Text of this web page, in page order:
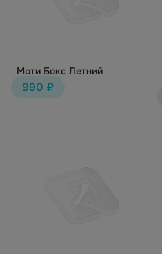
Моти Бокс Летний
990 ₽